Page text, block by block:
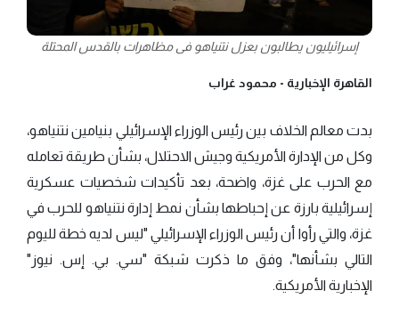
إسرائيليون يطالبون بعزل نتنياهو فى مظاهرات بالقدس المحتلة
القاهرة الإخبارية - محمود غراب
بدت معالم الخلاف بين رئيس الوزراء الإسرائيلي بنيامين نتنياهو،
وكل من الإدارة الأمريكية وجيش الاحتلال، بشأن طريقة تعامله
مع الحرب على غزة، واضحة، بعد تأكيدات شخصيات عسكرية
إسرائيلية بارزة عن إحباطها بشأن نمط إدارة نتنياهو للحرب في
غزة، والتي رأوا أن رئيس الوزراء الإسرائيلي "ليس لديه خطة لليوم
التالي بشأنها"، وفق ما ذكرت شبكة "سي. بي. إس. نيوز"
الإخبارية الأمريكية.